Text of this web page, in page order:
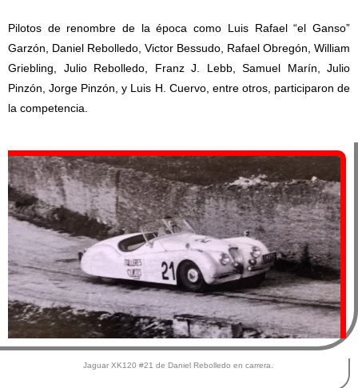
Pilotos de renombre de la época como Luis Rafael “el Ganso”
Garzón, Daniel Rebolledo, Victor Bessudo, Rafael Obregón, William
Griebling, Julio Rebolledo, Franz J. Lebb, Samuel Marín, Julio
Pinzón, Jorge Pinzón, y Luis H. Cuervo, entre otros, participaron de
la competencia.
Jaguar XK120 #21 de Daniel Rebolledo en carrera.